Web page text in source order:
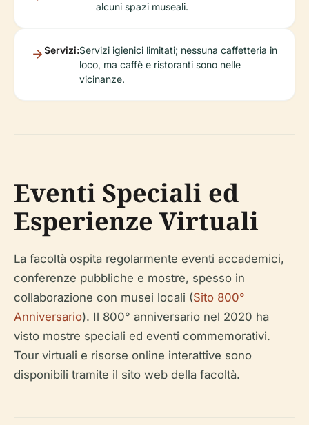
alcuni spazi museali.
Servizi:Servizi igienici limitati; nessuna caffetteria in
loco, ma caffè e ristoranti sono nelle
vicinanze.
Eventi Speciali ed
Esperienze Virtuali
La facoltà ospita regolarmente eventi accademici,
conferenze pubbliche e mostre, spesso in
collaborazione con musei locali (Sito 800°
Anniversario). Il 800° anniversario nel 2020 ha
visto mostre speciali ed eventi commemorativi.
Tour virtuali e risorse online interattive sono
disponibili tramite il sito web della facoltà.